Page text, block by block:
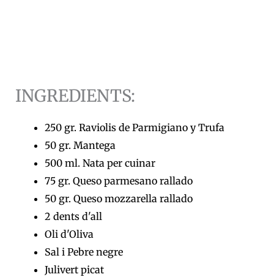
INGREDIENTS:
250 gr. Raviolis de Parmigiano y Trufa
50 gr. Mantega
500 ml. Nata per cuinar
75 gr. Queso parmesano rallado
50 gr. Queso mozzarella rallado
2 dents d'all
Oli d'Oliva
Sal i Pebre negre
Julivert picat